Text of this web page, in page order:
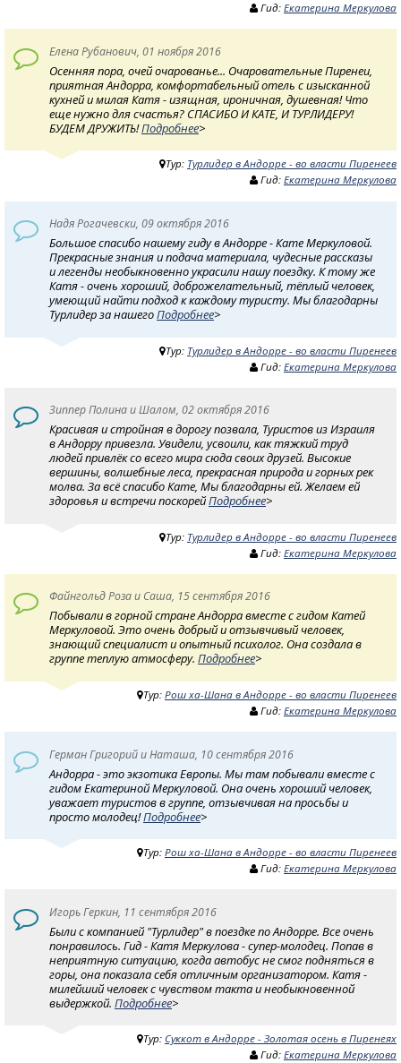
Гид: Екатерина Меркулова
Eлена Рубанович, 01 ноября 2016
Осенняя пора, очей очарованье... Очаровательные Пиренеи,
приятная Андорра, комфортабельный отель с изысканной
кухней и милая Катя - изящная, ироничная, душевная! Что
еще нужно для счастья? CПАСИБО И КАТЕ, И ТУРЛИДЕРУ!
БУДЕМ ДРУЖИТЬ!Подробнее>
Тур: Турлидер в Андорре - во власти Пиренеев
Гид: Екатерина Меркулова
Надя Рогачевски, 09 октября 2016
Большое спасибо нашему гиду в Андорре - Кате Меркуловой.
Прекрасные знания и подача материала, чудесные рассказы
и легенды необыкновенно украсили нашу поездку. К тому же
Катя - очень хороший, доброжелательный, тёплый человек,
умеющий найти подход к каждому туристу. Мы благодарны
Турлидер за нашегоПодробнее>
Тур: Турлидер в Андорре - во власти Пиренеев
Гид: Екатерина Меркулова
Зиппер Полина и Шалом, 02 октября 2016
Красивая и стройная в дорогу позвала, Туристов из Израиля
в Андорру привезла. Увидели, усвоили, как тяжкий труд
людей привлёк со всего мира сюда своих друзей. Высокие
вершины, волшебные леса, прекрасная природа и горных рек
молва. За всё спасибо Кате, Мы благодарны ей. Желаем ей
здоровья и встречи поскорейПодробнее>
Тур: Турлидер в Андорре - во власти Пиренеев
Гид: Екатерина Меркулова
Файнгольд Роза и Саша, 15 сентября 2016
Побывали в горной стране Андорра вместе с гидом Катей
Меркуловой. Это очень добрый и отзывчивый человек,
знающий специалист и опытный психолог. Она создала в
группе теплую атмосферу. Подробнее>
Тур: Рош ха-Шана в Андорре - во власти Пиренеев
Гид: Екатерина Меркулова
Герман Григорий и Наташа, 10 сентября 2016
Андорра - это экзотика Европы. Мы там побывали вместе с
гидом Екатериной Меркуловой. Она очень хороший человек,
уважает туристов в группе, отзывчивая на просьбы и
просто молодец!Подробнее>
Тур: Рош ха-Шана в Андорре - во власти Пиренеев
Гид: Екатерина Меркулова
Игорь Геркин, 11 сентября 2016
Были с компанией "Турлидер" в поездке по Андорре. Все очень
понравилось. Гид - Катя Меркулова - супер-молодец. Попав в
неприятную ситуацию, когда автобус не смог подняться в
горы, она показала себя отличным организатором. Катя -
милейший человек с чувством такта и необыкновенной
выдержкой. Подробнее>
Тур: Суккот в Андорре - Золотая осень в Пиренеях
Гид: Екатерина Меркулова